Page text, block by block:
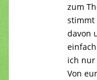
zum
stimmt
davon
ich nur
Von